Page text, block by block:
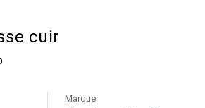
cuir
Marque